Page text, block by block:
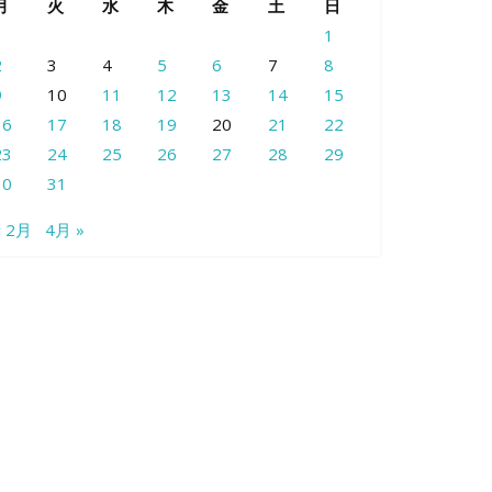
火 水 木 金 土
日
1
3 4 5 6 7
8
10 11 12 13 14
15
17 18 19 20 21
22
24 25 26 27 28
29
31
2月 4月 »